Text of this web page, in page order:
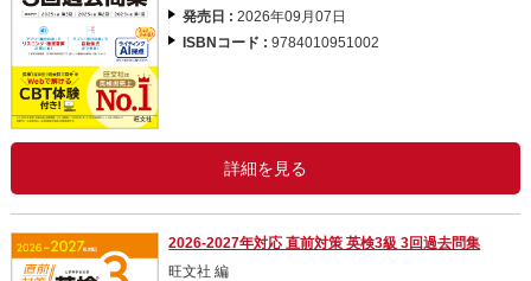
発売日 :2026年09月07日
ISBNコード :9784010951002
詳細を見る
2026-2027年対応 直前対策 英検3級 3回過去問集
旺文社 編